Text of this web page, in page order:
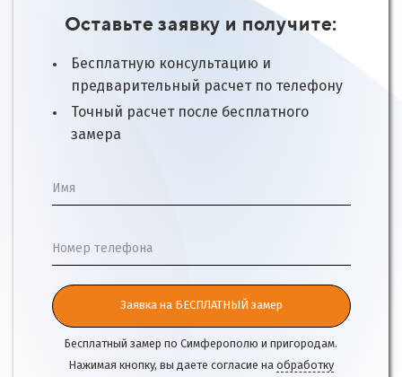
Оставьте заявку и получите:
Бесплатную консультацию и
предварительный расчет по телефону
Точный расчет после бесплатного
замера
Имя
Номер телефона
Заявка на БЕСПЛАТНЫЙ замер
Бесплатный замер по Симферополю и пригородам.
Нажимая кнопку, вы даете согласие на обработку